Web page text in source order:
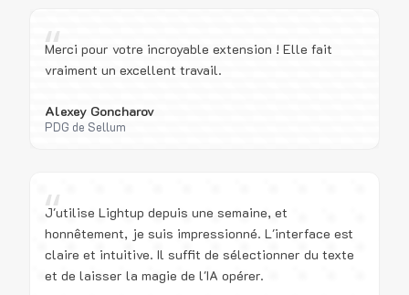
“
Merci pour votre incroyable extension ! Elle fait
vraiment un excellent travail.
Alexey Goncharov
PDG de Sellum
“
J'utilise Lightup depuis une semaine, et
honnêtement, je suis impressionné. L'interface est
claire et intuitive. Il suffit de sélectionner du texte
et de laisser la magie de l'IA opérer.